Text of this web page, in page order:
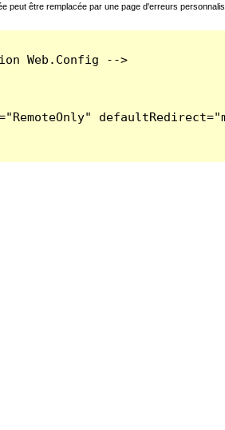
peut être remplacée par une page d'erreurs
Web.Config -->